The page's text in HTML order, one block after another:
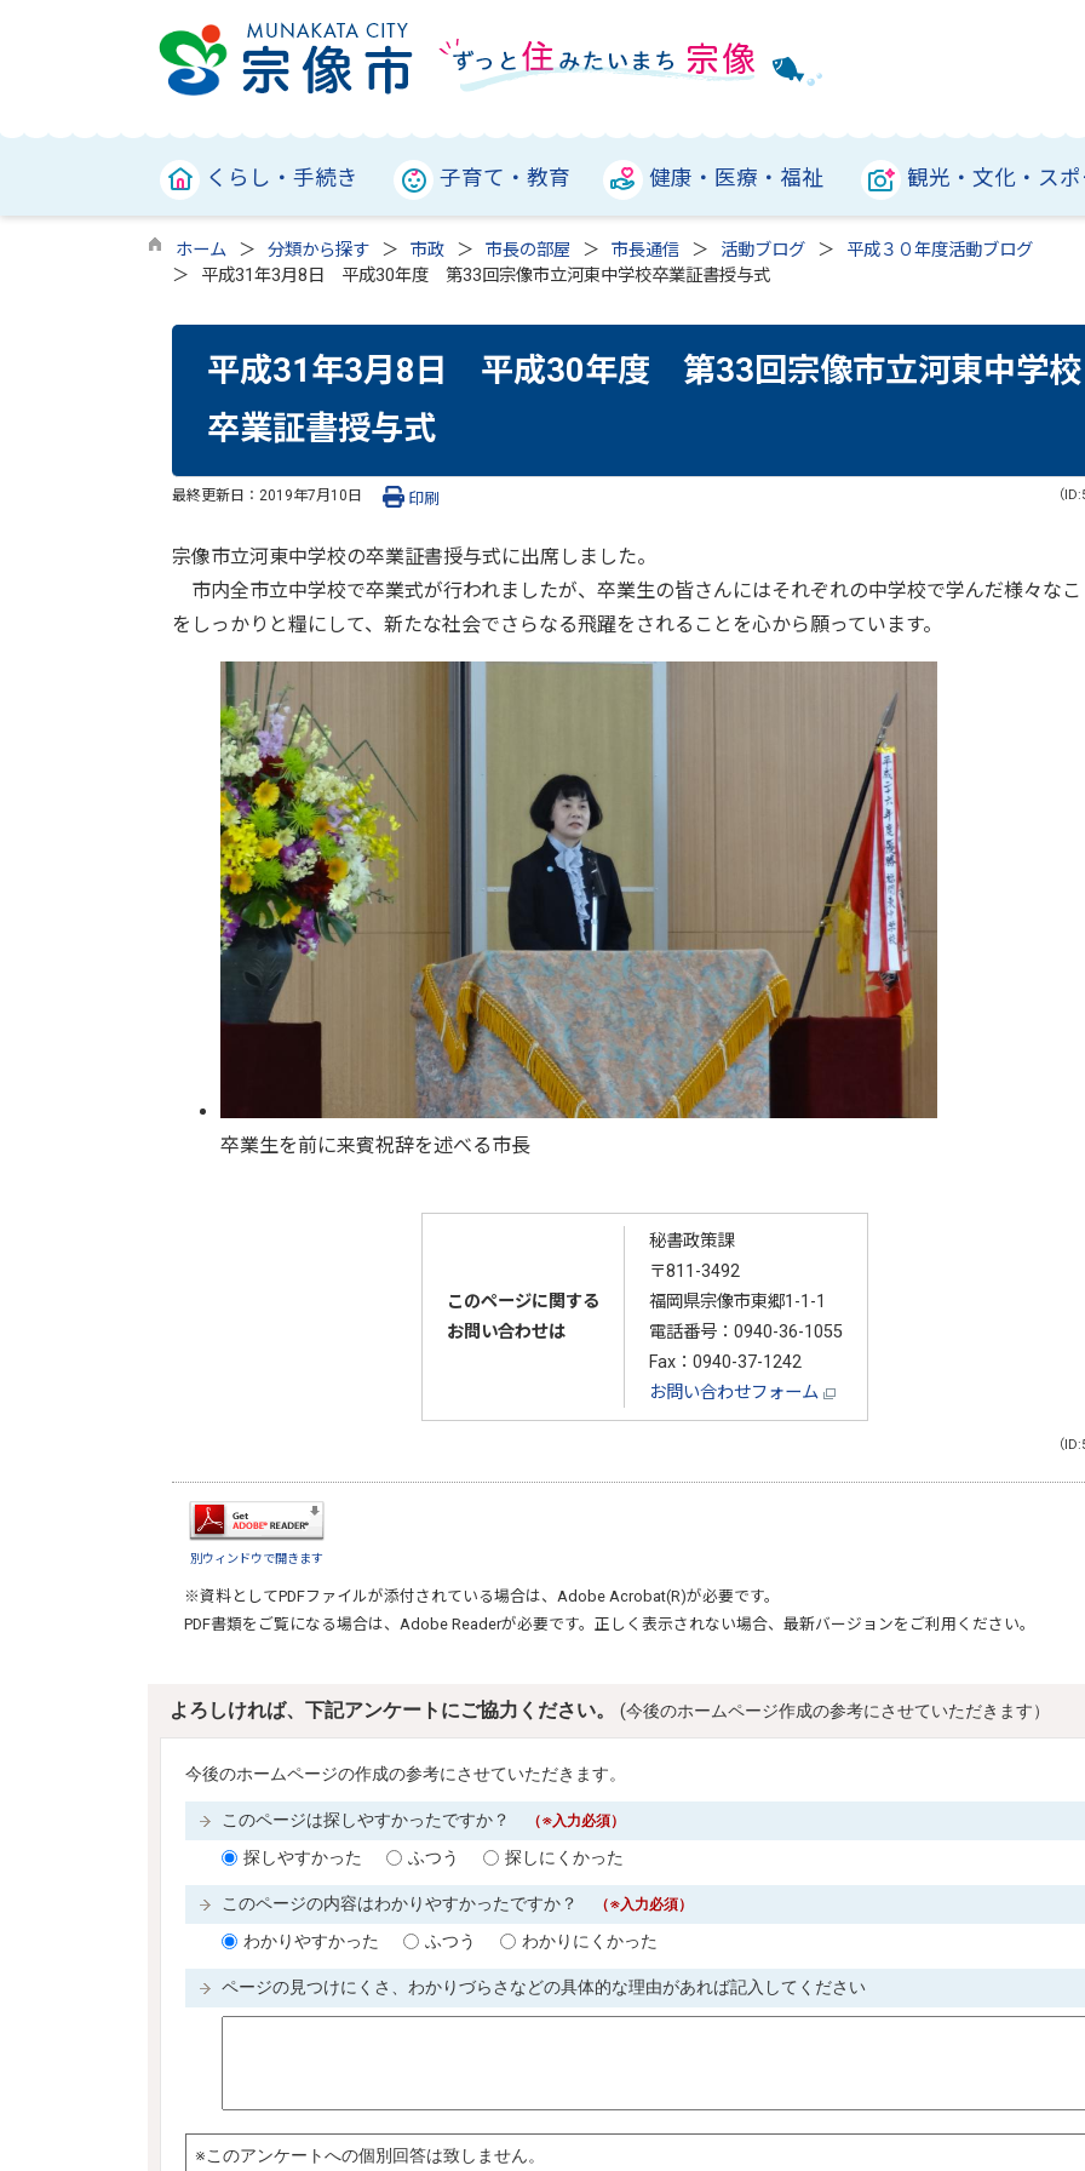
くらし・手続き 子育て・教育 健康・医療・福祉 観光・文化・ス
ホーム 分類から探す 市政 市長の部屋 市長通信 活動ブログ
平成３０年度活動ブログ
平成31年3月8日 平成30年度 第33回宗像市立河東中学校卒業証書授与式
平成31年3月8日 平成30年度 第33回宗像市立河東中学校
卒業証書授与式
最終更新日： 2019年7月10日 （
印刷
宗像市立河東中学校の卒業証書授与式に出席しました。
市内全市立中学校で卒業式が行われましたが、卒業生の皆さんにはそれぞれの中学校で学んだ様々な
をしっかりと糧にして、新たな社会でさらなる飛躍をされることを心から願っています。
卒業生を前に来賓祝辞を述べる市長
このページに関する
お問い合わせは
秘書政策課
〒811-3492
福岡県宗像市東郷1-1-1
電話番号： 0940-36-1055
Fax：0940-37-1242
お問い合わせフォーム
（
別ウィンドウで開きます
※資料としてPDFファイルが添付されている場合は、 Adobe Acrobat(R)が必要です。
PDF書類をご覧になる場合は、 Adobe Readerが必要です。正しく表示されない場合、最新バージョンをご利用ください。